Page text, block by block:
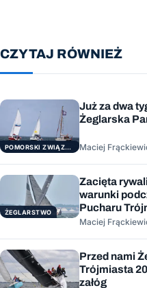
CZYTAJ RÓWNIEŻ
POMORSKI ZWIĄZEK ŻEGLARSKI
Już za dwa
Żeglarska
Maciej
ŻEGLARSTWO
Zacięta
warunki
Pucharu
Maciej
Przed nami
Trójmiasta
załóg